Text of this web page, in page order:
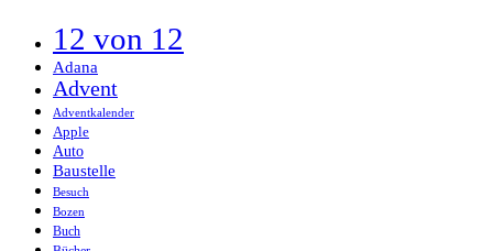
12 von 12
Adana
Advent
Adventkalender
Apple
Auto
Baustelle
Besuch
Bozen
Buch